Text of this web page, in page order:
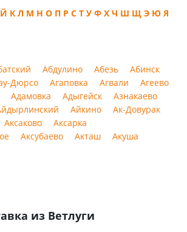
клиенту информацию и доступ к
где он может отслеживать посылку.
России или в курьерские службы в 220
Й К Л М Н О П Р С Т У Ф Х Ч Ш Щ Э Ю Я
Абдулино Абезь
Абинск
Дюрсо Агаповка Агвали
Агеево
Адамовка Адыгейск
Азнакаево
Айкино
Ак-Довурак
Аксаково
Аксарка
Аксубаево Акташ
Акуша
из Ветлуги